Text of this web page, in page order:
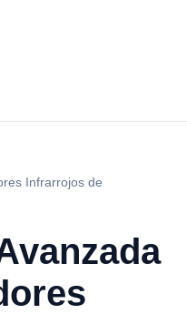
Infrarrojos de